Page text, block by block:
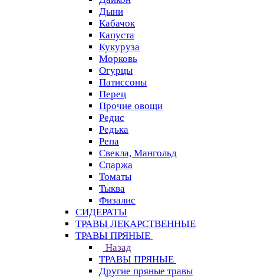
Дыни
Кабачок
Капуста
Кукуруза
Морковь
Огурцы
Патиссоны
Перец
Прочие овощи
Редис
Редька
Репа
Свекла, Мангольд
Спаржа
Томаты
Тыква
Физалис
СИДЕРАТЫ
ТРАВЫ ЛЕКАРСТВЕННЫЕ
ТРАВЫ ПРЯНЫЕ
Назад
ТРАВЫ ПРЯНЫЕ
Другие пряные травы